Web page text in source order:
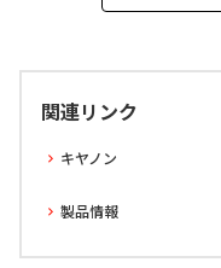
関連リンク
キヤノン
製品情報